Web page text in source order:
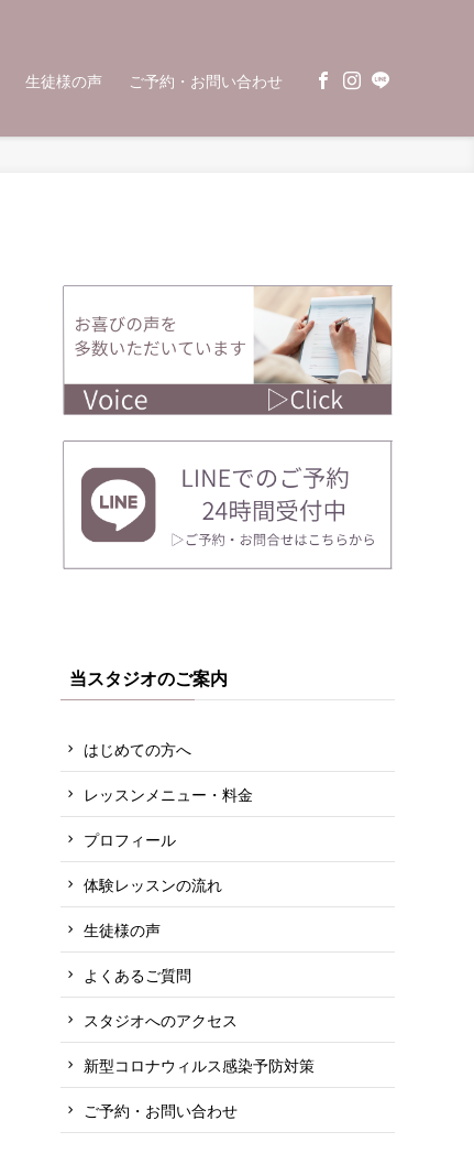
生徒様の声 ご予約・お問い合わせ
当スタジオのご案内
はじめての方へ
レッスンメニュー・料金
プロフィール
体験レッスンの流れ
生徒様の声
よくあるご質問
スタジオへのアクセス
新型コロナウィルス感染予防対策
ご予約・お問い合わせ